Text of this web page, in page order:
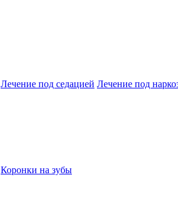
Лечение под седацией Лечение под
Коронки на зубы